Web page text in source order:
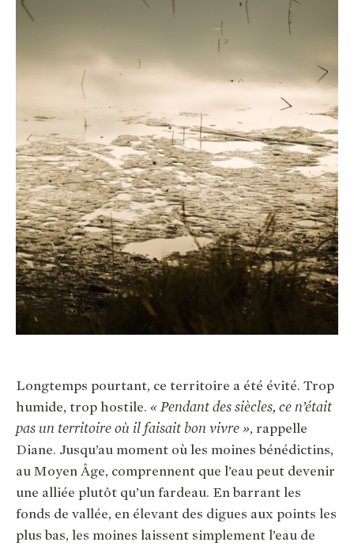
Longtemps pourtant, ce territoire a été évité. Trop
humide, trop hostile. « Pendant des siècles, ce n’était
pas un territoire où il faisait bon vivre », rappelle
Diane. Jusqu’au moment où les moines bénédictins,
au Moyen Âge, comprennent que l’eau peut devenir
une alliée plutôt qu’un fardeau. En barrant les
fonds de vallée, en élevant des digues aux points les
plus bas, les moines laissent simplement l’eau de